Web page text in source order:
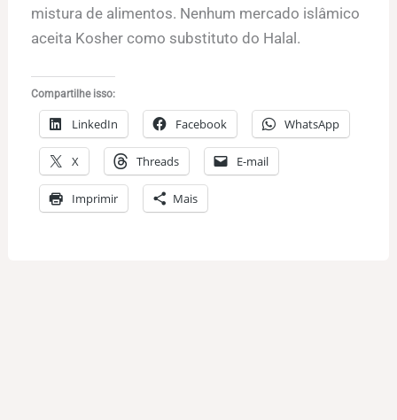
mistura de alimentos. Nenhum mercado islâmico
aceita Kosher como substituto do Halal.
Compartilhe isso:
LinkedIn Facebook WhatsApp
X Threads E-mail
Imprimir Mais